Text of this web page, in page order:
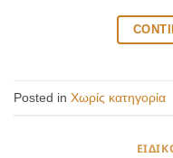
Posted in Χωρίς κατηγορία